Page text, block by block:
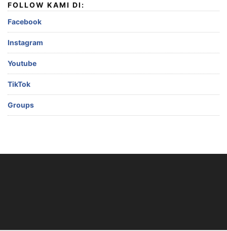
FOLLOW KAMI DI:
Facebook
Instagram
Youtube
TikTok
Groups